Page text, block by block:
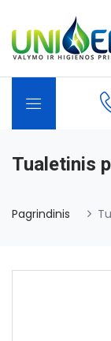
Tualetinis
Pagrindinis